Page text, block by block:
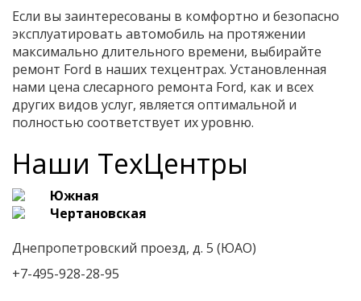
Если вы заинтересованы в комфортно и безопасно
эксплуатировать автомобиль на протяжении
максимально длительного времени, выбирайте
ремонт Ford в наших техцентрах. Установленная
нами цена слесарного ремонта Ford, как и всех
других видов услуг, является оптимальной и
полностью соответствует их уровню.
Наши ТехЦентры
Южная
Чертановская
Днепропетровский проезд, д. 5 (ЮАО)
+7-495-928-28-95